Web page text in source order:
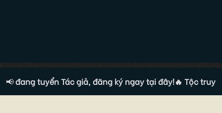
📢
đang tuyển Tác giả, đăng ký ngay tại đây!🔥 Tộc truyện